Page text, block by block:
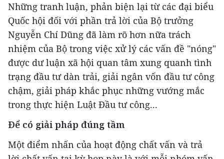
Những tranh luận, phản biện lại từ các đại biểu
Quốc hội đối với phần trả lời của Bộ trưởng
Nguyễn Chí Dũng đã làm rõ hơn nữa trách
nhiệm của Bộ trong việc xử lý các vấn đề "nóng"
được dư luận xã hội quan tâm xung quanh tình
trạng đầu tư dàn trải, giải ngân vốn đầu tư công
chậm, giải pháp khắc phục những vướng mắc
trong thực hiện Luật Đầu tư công...
Để có giải pháp đúng tầm
Một điểm nhấn của hoạt động chất vấn và trả